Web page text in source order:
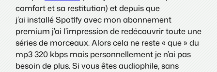
comfort et sa restitution) et depuis que
j’ai installé Spotify avec mon abonnement
premium j’ai l’impression de redécouvrir toute une
séries de morceaux. Alors cela ne reste « que » du
mp3 320 kbps mais personnellement je n’ai pas
besoin de plus. Si vous êtes audiophile, sans